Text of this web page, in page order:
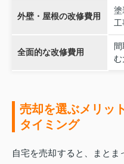
外壁・屋根の改修費用
塗
工
全面的な改修費用
む
売却を選ぶメリッ
タイミング
自宅を売却すると、まとま